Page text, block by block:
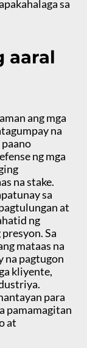
sa
aaral
ang mga
na
ng mga
na stake.
sa
at
ng
Sa
mataas na
na pagtugon
kliyente,
para
pamamagitan
at